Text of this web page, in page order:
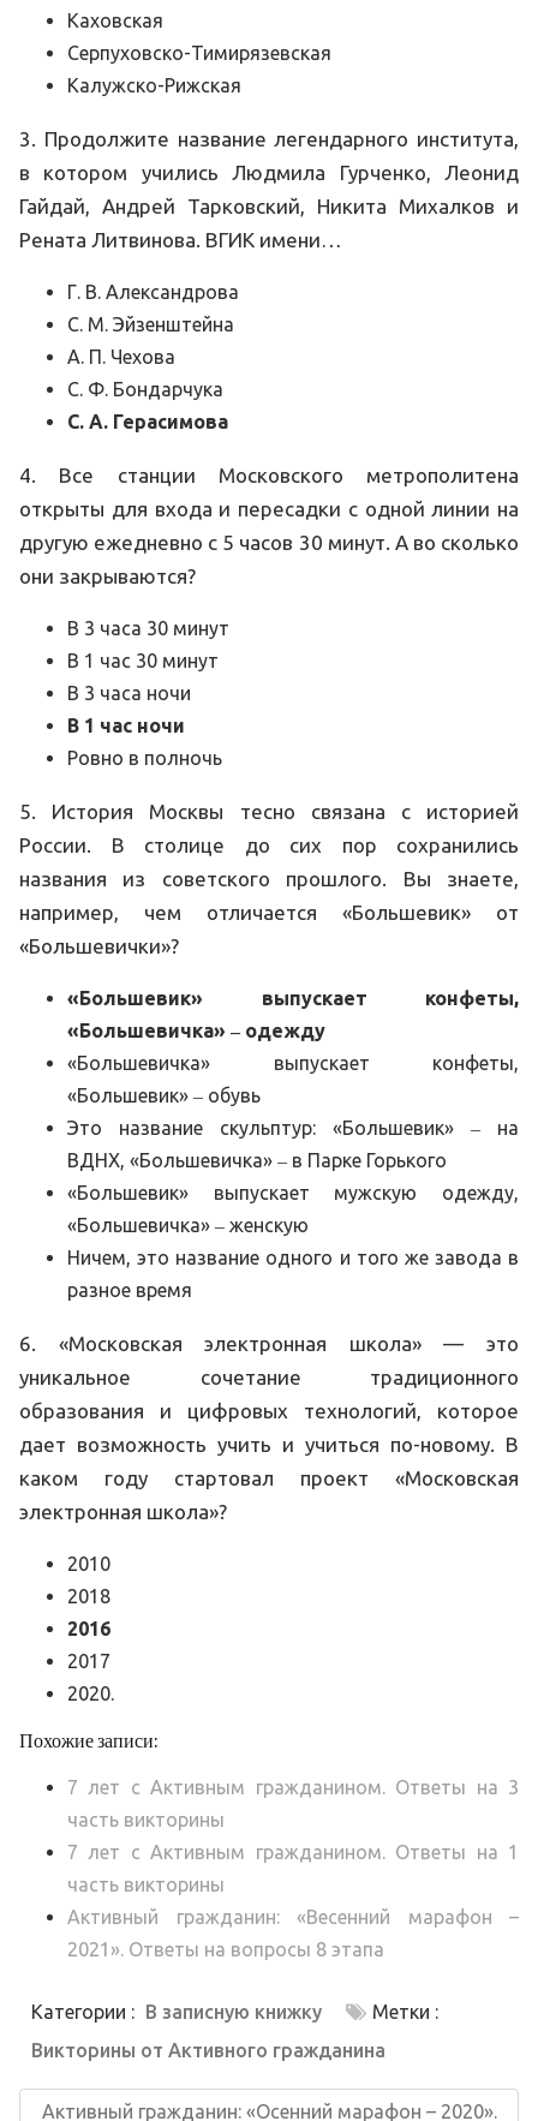
Каховская
Серпуховско-Тимирязевская
Калужско-Рижская
3. Продолжите название легендарного института,
в котором учились Людмила Гурченко, Леонид
Гайдай, Андрей Тарковский, Никита Михалков и
Рената Литвинова. ВГИК имени…
Г. В. Александрова
С. М. Эйзенштейна
А. П. Чехова
С. Ф. Бондарчука
С. А. Герасимова
4. Все станции Московского метрополитена
открыты для входа и пересадки с одной линии на
другую ежедневно с 5 часов 30 минут. А во сколько
они закрываются?
В 3 часа 30 минут
В 1 час 30 минут
В 3 часа ночи
В 1 час ночи
Ровно в полночь
5. История Москвы тесно связана с историей
России. В столице до сих пор сохранились
названия из советского прошлого. Вы знаете,
например, чем отличается «Большевик» от
«Большевички»?
«Большевик» выпускает конфеты,
«Большевичка» ‒ одежду
«Большевичка» выпускает конфеты,
«Большевик» ‒ обувь
Это название скульптур: «Большевик» ‒ на
ВДНХ, «Большевичка» ‒ в Парке Горького
«Большевик» выпускает мужскую одежду,
«Большевичка» ‒ женскую
Ничем, это название одного и того же завода в
разное время
6. «Московская электронная школа» — это
уникальное сочетание традиционного
образования и цифровых технологий, которое
дает возможность учить и учиться по-новому. В
каком году стартовал проект «Московская
электронная школа»?
2010
2018
2016
2017
2020.
Похожие записи:
7 лет с Активным гражданином. Ответы на 3
часть викторины
7 лет с Активным гражданином. Ответы на 1
часть викторины
Активный гражданин: «Весенний марафон –
2021». Ответы на вопросы 8 этапа
Категории : В записную книжку
Метки :
Викторины от Активного гражданина
Предыдущая
Активный гражданин: «Осенний марафон – 2020».